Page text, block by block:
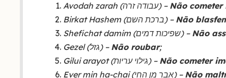
Avodah zarah (עבודה זרה) – Não
Birkat Hashem (ברכת השם) – Não
Shefichat damim (שפיכות דמים) – Não
Gezel (גזל) – Não roubar;
Gilui arayot (גילוי עריות) – Não cometer
Ever min ha-chai (אבר מן החי) – Não